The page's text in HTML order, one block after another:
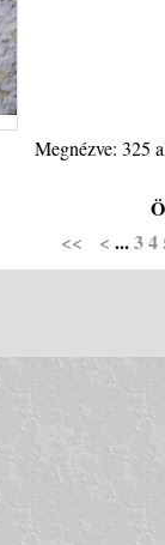
Megnézve: 325
<<
< ...34